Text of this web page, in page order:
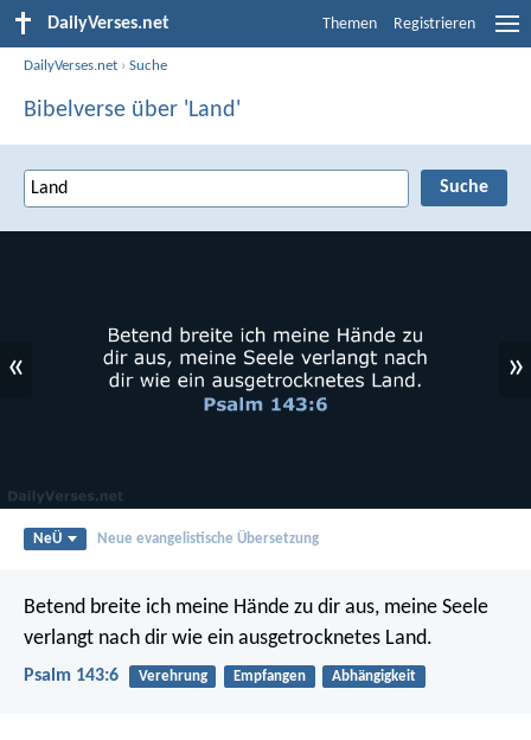
DailyVerses.net Themen Registrieren
DailyVerses.net ›Suche
Bibelverse über 'Land'
« »
NeÜ Neue evangelistische Übersetzung
Betend breite ich meine Hände zu dir aus, meine Seele
verlangt nach dir wie ein ausgetrocknetes Land.
Psalm 143:6 Verehrung Empfangen Abhängigkeit